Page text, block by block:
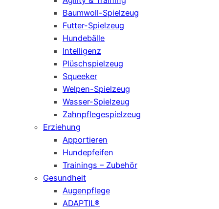
Baumwoll-Spielzeug
Futter-Spielzeug
Hundebälle
Intelligenz
Plüschspielzeug
Squeeker
Welpen-Spielzeug
Wasser-Spielzeug
Zahnpflegespielzeug
Erziehung
Apportieren
Hundepfeifen
Trainings – Zubehör
Gesundheit
Augenpflege
ADAPTIL®